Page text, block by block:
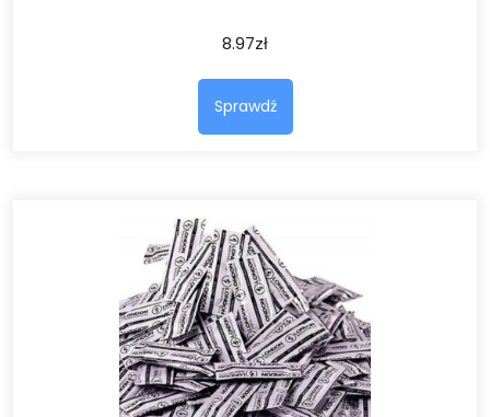
8.97zł
Sprawdź